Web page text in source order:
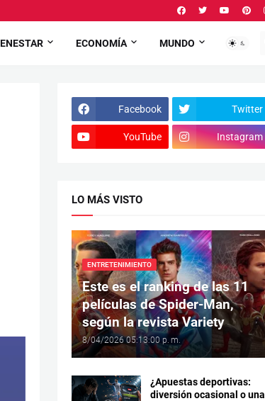
ECONOMÍA MUNDO
Facebook Twitter
YouTube Instagram
LO MÁS VISTO
ENTRETENIMIENTO
Este es el ranking de las 11
películas de Spider-Man,
según la revista Variety
8/04/2026 05:13:00 p. m.
¿Apuestas deportivas:
diversión ocasional o una